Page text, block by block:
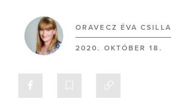
ORAVECZ ÉVA CSILLA
2020. OKTÓBER 18.